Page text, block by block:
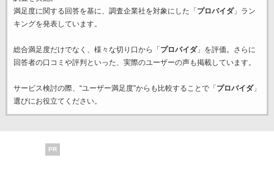
満足度に関する回答を基に、調査企業社を対象にした「 プロバイダ」ラン
キングを発表しています。
総合満足度だけでなく、様々な切り口から「 プロバイダ」を評価。さらに
回答者の口コミや評判といった、実際のユーザーの声も掲載しています。
サービス検討の際、“ユーザー満足度”からも比較することで「 プロバイダ」
選びにお役立てください。
PR